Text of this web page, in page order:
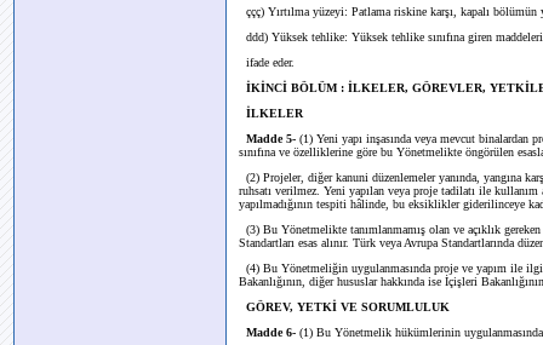
ççç) Yırtılma yüzeyi: Patlama riskine karşı, kapalı bölümün
ddd) Yüksek tehlike: Yüksek tehlike sınıfına giren
ifade eder.
İKİNCİ BÖLÜM : İLKELER, GÖREVLER,
İLKELER
Madde 5- (1) Yeni yapı inşasında veya mevcut binalardan
sınıfına ve özelliklerine göre bu Yönetmelikte öngörülen
(2) Projeler, diğer kanuni düzenlemeler yanında, yangına
ruhsatı verilmez. Yeni yapılan veya proje tadilatı ile
yapılmadığının tespiti hâlinde, bu eksiklikler giderilinceye
(3) Bu Yönetmelikte tanımlanmamış olan ve açıklık
Standartları esas alınır. Türk veya Avrupa Standartlarında
(4) Bu Yönetmeliğin uygulanmasında proje ve yapım ile
Bakanlığının, diğer hususlar hakkında ise İçişleri
GÖREV, YETKİ VE SORUMLULUK
Madde 6- (1) Bu Yönetmelik hükümlerinin